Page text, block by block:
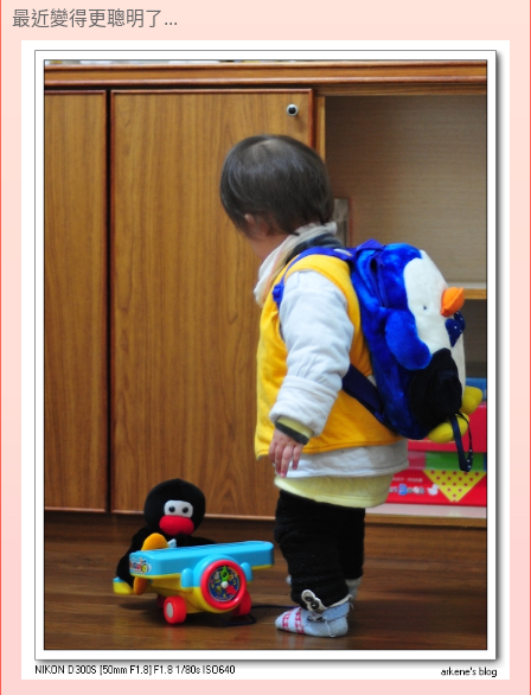
最近變得更聰明了...